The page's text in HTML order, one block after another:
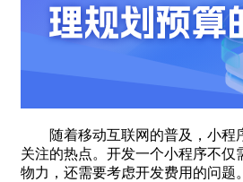
随着移动互联网的普及，小程
关注的热点。开发一个小程序不仅
物力，还需要考虑开发费用的问题